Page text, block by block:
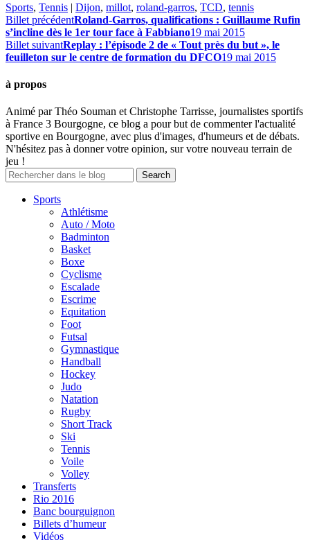
Sports, Tennis | Dijon, millot, roland-garros, TCD, tennis
Billet précédentRoland-Garros, qualifications : Guillaume Rufin
s’incline dès le 1er tour face à Fabbiano19 mai 2015
Billet suivantReplay : l’épisode 2 de « Tout près du but », le
feuilleton sur le centre de formation du DFCO19 mai 2015
à propos
Animé par Théo Souman et Christophe Tarrisse, journalistes sportifs
à France 3 Bourgogne, ce blog a pour but de commenter l'actualité
sportive en Bourgogne, avec plus d'images, d'humeurs et de débats.
N'hésitez pas à donner votre opinion, sur votre nouveau terrain de
jeu !
Sports
Athlétisme
Auto / Moto
Badminton
Basket
Boxe
Cyclisme
Escalade
Escrime
Equitation
Foot
Futsal
Gymnastique
Handball
Hockey
Judo
Natation
Rugby
Short Track
Ski
Tennis
Voile
Volley
Transferts
Rio 2016
Banc bourguignon
Billets d’humeur
Vidéos